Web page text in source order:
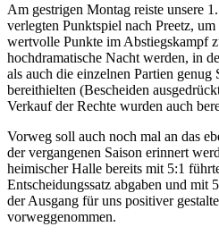
Am gestrigen Montag reiste unsere
verlegten Punktspiel nach Preetz,
wertvolle Punkte im Abstiegskampf
hochdramatische Nacht werden, in
als auch die einzelnen Partien
bereithielten (Bescheiden
Verkauf der Rechte wurden auch
Vorweg soll auch noch mal an das
der vergangenen Saison erinnert
heimischer Halle bereits mit 5:1
Entscheidungssatz abgaben und mit
der Ausgang für uns positiver
vorweggenommen.